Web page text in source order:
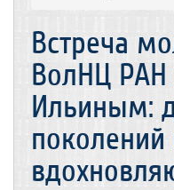
Встреча
ВолНЦ РАН
Ильиным:
поколений